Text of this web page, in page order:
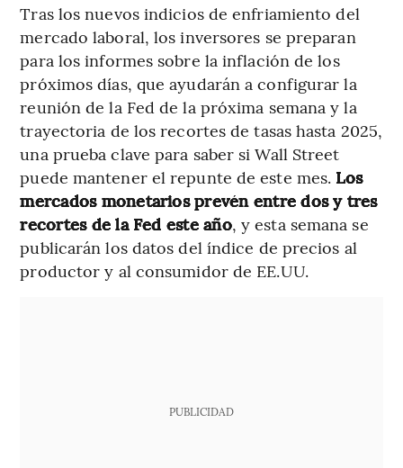
Tras los nuevos indicios de enfriamiento del
mercado laboral, los inversores se preparan
para los informes sobre la inflación de los
próximos días, que ayudarán a configurar la
reunión de la Fed de la próxima semana y la
trayectoria de los recortes de tasas hasta 2025,
una prueba clave para saber si Wall Street
puede mantener el repunte de este mes. Los
mercados monetarios prevén entre dos y tres
recortes de la Fed este año, y esta semana se
publicarán los datos del índice de precios al
productor y al consumidor de EE.UU.
PUBLICIDAD